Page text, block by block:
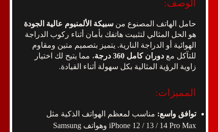
الوصف:
حامل الهاتف المصنوع من سبيكة الألمنيوم عالية الجودة
هو الحل المثالي لتثبيت هاتفك بأمان أثناء ركوب الدراجة
الهوائية أو الدراجة النارية. يتميز بتصميم متين ومقاوم
للتآكل مع دوران كامل 360 درجة
، مما يتيح لك اختيار
زاوية الرؤية المثالية بكل سهولة أثناء القيادة.
المميزات:
توافق واسع: مناسب لمعظم الهواتف الذكية مثل
iPhone 12 / 13 / 14 Pro Max وهواتف Samsung